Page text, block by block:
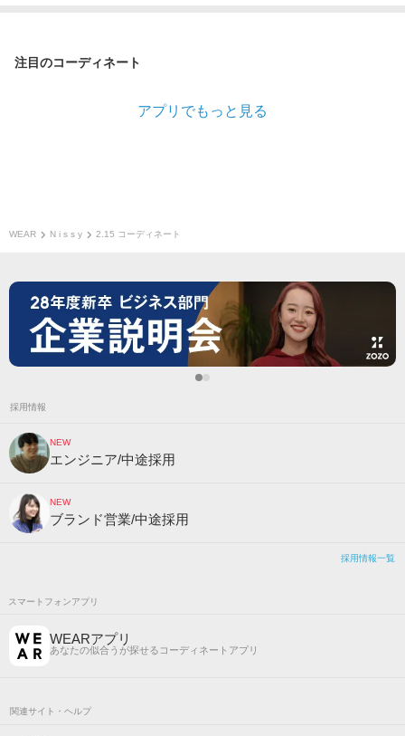
注目のコーディネート
アプリでもっと見る
WEAR N i s s y 2.15 コーディネート
採用情報
NEW
エンジニア/中途採用
NEW
ブランド営業/中途採用
採用情報一覧
スマートフォンアプリ
WEARアプリ
あなたの似合うが探せるコーディネートアプリ
関連サイト・ヘルプ